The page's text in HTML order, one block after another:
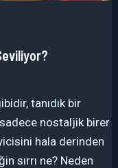
tanıdık bir
nostaljik birer
hala derinden
sırrı ne? Neden